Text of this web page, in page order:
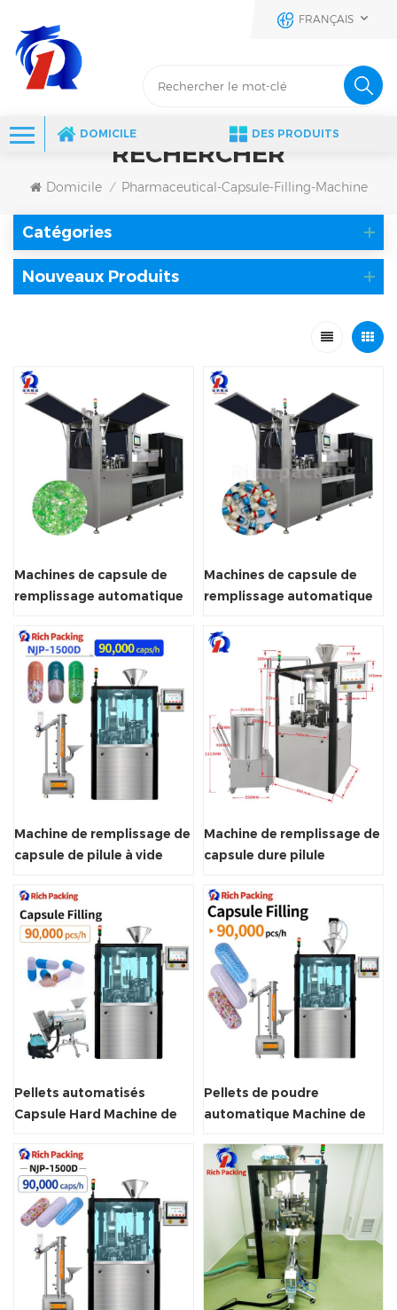
FRANÇAIS
DOMICILE DES PRODUITS
RECHERCHER
Domicile / Pharmaceutical-Capsule-Filling-Machine
Catégories
Nouveaux Produits
Machines de capsule de
remplissage automatique
Machines de capsule de
remplissage automatique
Machine de remplissage de
capsule de pilule à vide
Machine de remplissage de
capsule dure pilule
Pellets automatisés
Capsule Hard Machine de
Pellets de poudre
automatique Machine de
dure